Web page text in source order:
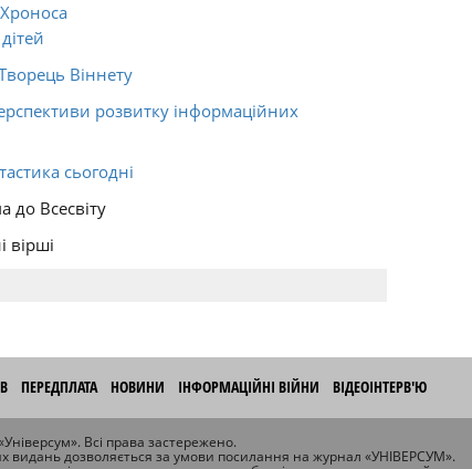
Віннету
розвитку інформаційних
сьогодні
до Всесвіту
вірші
ПЕРЕДПЛАТА НОВИНИ ІНФОРМАЦІЙНІ ВІЙНИ ВІДЕОІНТЕРВ'Ю
Всі права застережено.
видань дозволяється за умови посилання на журнал «УНІВЕРСУМ».